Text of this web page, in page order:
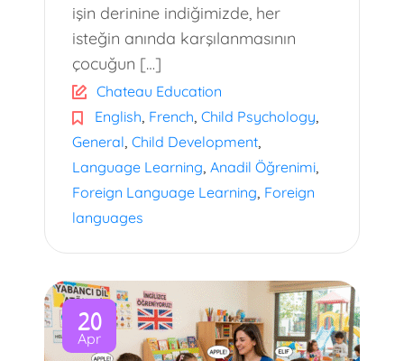
işin derinine indiğimizde, her
isteğin anında karşılanmasının
çocuğun […]
Chateau Education
English, French, Child Psychology,
General, Child Development,
Language Learning, Anadil Öğrenimi,
Foreign Language Learning, Foreign
languages
20
Apr